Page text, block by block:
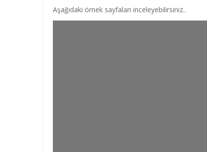
Aşağıdaki örnek sayfaları inceleyebilirsiniz..